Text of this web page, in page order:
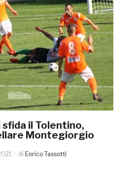
sfida il Tolentino,
Montegiorgio
di Enrico Tassotti